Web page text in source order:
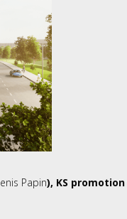
Papin), KS promotion